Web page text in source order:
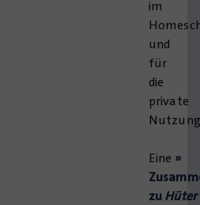
im
und
für
die
private
Eine »
zuHüter